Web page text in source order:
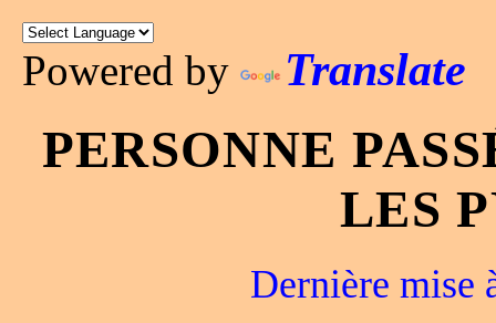
Powered by Translate
PERSONNE
LES
Dernière mise